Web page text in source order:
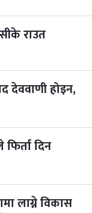
राउत
देववाणी होइन,
दिन
लाग्ने विकास